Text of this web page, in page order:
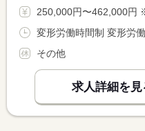
250,000円〜462,000円 ※フルタイム求人の場合は月
その他
求人詳細を見